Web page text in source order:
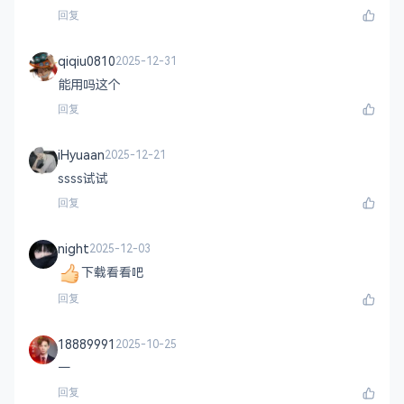
回复
qiqiu08102025-12-31
能用吗这个
回复
iHyuaan2025-12-21
ssss试试
回复
night2025-12-03
下载看看吧
回复
18889991 2025-10-25
一
回复